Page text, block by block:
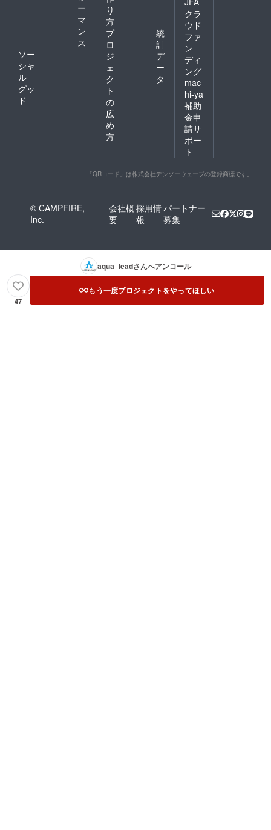
ー
マ
ン
ス
ソー
シャ
ル
グッ
ド
り
方
プ
ロ
ジ
ェ
ク
ト
の
広
め
方
統
計
デ
ー
タ
クラ
ウド
ファ
ン
ディ
ング
mac
hi-ya
補助
金申
請サ
ポー
ト
「QRコード」は株式会社デンソーウェーブの登録商標です。
© CAMPFIRE,
Inc.
会社概
要
採用情
報
パートナー
募集
aqua_leadさんへアンコール
47
もう一度プロジェクトをやってほしい